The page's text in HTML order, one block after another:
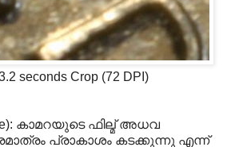
seconds Crop (72 DPI)
കാമറയുടെ ഫില്മ് അധവ
പ്രാകാശം കടക്കുന്നു എന്ന്